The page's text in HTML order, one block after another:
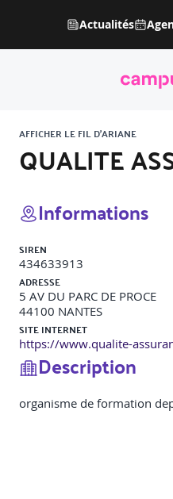
Actualités
AFFICHER LE FIL D'ARIANE
QUALITE
Informations
SIREN
434633913
ADRESSE
5 AV DU PARC DE PROCE
44100 NANTES
SITE INTERNET
https://www.qualite-
Description
organisme de formation